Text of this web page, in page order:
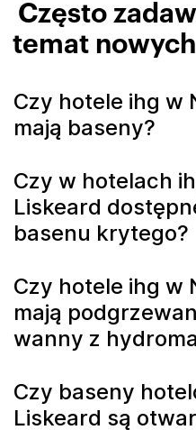
Często
temat
Czy hotele ihg w
mają baseny?
Czy w hotelach
Liskeard
basenu krytego?
Czy hotele ihg w
mają
wanny z
Czy baseny
Liskeard są